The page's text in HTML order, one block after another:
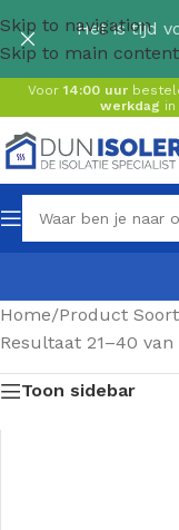
Skip to navigation
Skip to main content
Het is tijd
Voor 14:00 uur
werkdag in
Home/Product
Resultaat 21–40
Toon sidebar